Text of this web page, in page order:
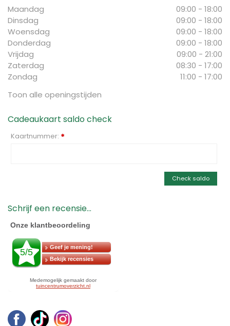
Maandag
09:00 - 18:00
Dinsdag
09:00 - 18:00
Woensdag
09:00 - 18:00
Donderdag
09:00 - 18:00
Vrijdag
09:00 - 21:00
Zaterdag
08:30 - 17:00
Zondag
11:00 - 17:00
Toon alle openingstijden
Cadeaukaart saldo check
Kaartnummer: *
Check saldo
Schrijf een recensie...